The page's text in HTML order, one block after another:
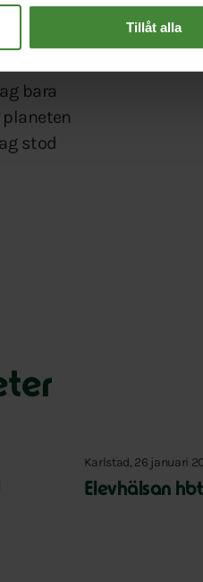
Tillåt alla
av
trots
bara
stod
Karlstad, 26 januari
Elevhälsan